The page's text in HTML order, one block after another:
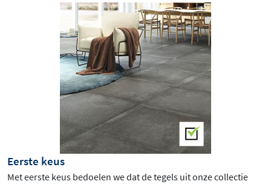
Eerste keus
Met eerste keus bedoelen we dat de tegels uit onze collectie